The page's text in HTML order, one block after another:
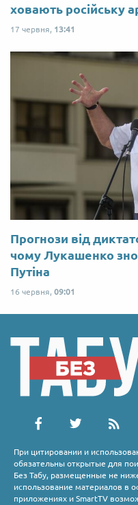
ховають російську
17 червня, 13:41
Прогнози від
чому Лукашенко
Путіна
16 червня, 09:01
При цитировании и
обязательны открытые для
Без Табу, размещенные не
использование материалов в
приложениях и SmartTV